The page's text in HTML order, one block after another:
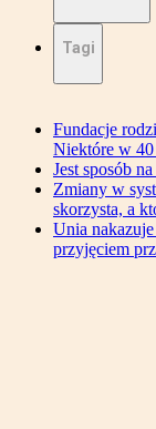
Tagi
Fundacje
Niektóre w 40
Jest sposób
Zmiany w
skorzysta, a
Unia
przyjęciem